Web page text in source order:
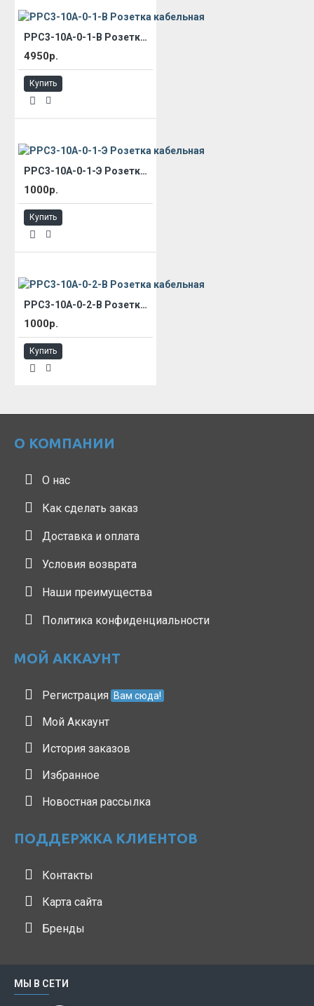
РРС3-10А-0-1-В Розетка кабельная
4950р.
Купить
РРС3-10А-0-1-Э Розетка кабельная
1000р.
Купить
РРС3-10А-0-2-В Розетка кабельная
1000р.
Купить
О КОМПАНИИ
О нас
Как сделать заказ
Доставка и оплата
Условия возврата
Наши преимущества
Политика конфиденциальности
МОЙ АККАУНТ
Регистрация Вам сюда!
Мой Аккаунт
История заказов
Избранное
Новостная рассылка
ПОДДЕРЖКА КЛИЕНТОВ
Контакты
Карта сайта
Бренды
МЫ В СЕТИ